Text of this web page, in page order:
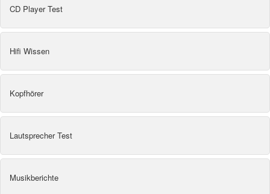
CD Player Test
Hifi Wissen
Kopfhörer
Lautsprecher Test
Musikberichte